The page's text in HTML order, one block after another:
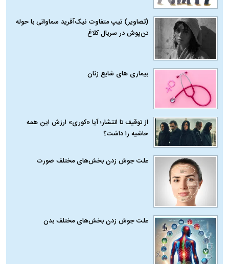
(تصاویر) تیپ متفاوت نیک‌آفرید سماواتی با حوله
تن‌پوش در سریال کلاغ
بیماری‌ های شایع زنان
از توقیف تا انتشار؛ آیا «کوری» ارزش این همه
حاشیه را داشت؟
علت جوش زدن بخش‌های مختلف صورت
علت جوش زدن بخش‌های مختلف بدن